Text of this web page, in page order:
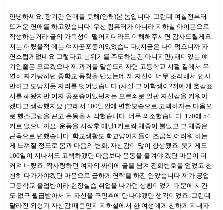
안녕하세요. 장기간 연애를 못해(안해)본 놈입니다. 그런데 며칠전부터
뜨거운 연애를 하고있습니다. 우선 컴퓨터가 아니라 지하철 아이폰으로
작성하는거라 글의 가독성이 떨어지더라도 이해해주시면 감사드릴게요.
저는 어렸을적 에는 여자공포증이있었습니다.(지금은 나이먹으니까 자
연스럽게없네요 그렇다고 분위기를 주도하는건 아니지만) 재미있는 얘
기인줄은 모르겠으나 제 과거를 말씀드리자면 고등학교 시절 길에서 우
연히 짜가랑하던 중학교 동창을 만났는데 제 자신이 너무 초라해서 인사
만하고 도망치듯 자리를 벗어났습니다.(사실 그 여학생이?저에게 호감표
시를 해왔지만 여자 공포증이있던저는 모르쇠로 일관 자신감을 키워야
겠다고 생각했지요.)그래서 100일안에 변한모습으로 고백하자는 마음으
로 헬스클럽을 끈고 운동을 시작했습니다. 너무 외소했습니다. 170에 54
키로 였으니까요. 운동을 시작후 매달1키로씩 체중이 불었고 그 체중은
근육으로 변했습니다. 학교생활도 학교양아치들이 조금씩 어려워 하는
게 느껴질 정도로 몸과 마음의 변화. 자신감이 많이 향상됐죠. 웃기게도
100일이 지나서도 고백하겠단 마음보다 운동을 즐겨야 겠단 마음이 더
커져 버렸죠. 짝사랑하던 여자의 싸이에 글을 남겨 전화번호를 얻었고 천
천히 다가가야겠단 마음으로 급하게 연락을 하진 안았습니다.제가 공업
고등학교 졸업반이라 현장실습 취업을 나가던 상황이었기 때문에 시간
도 없구 월급받아서 저 자신을 꾸민후에 만나야겠단 생각이었죠. 그런데
달라진 외형과 자신감 때문인지 지하철에서 한 여성에게 친하게 지내자